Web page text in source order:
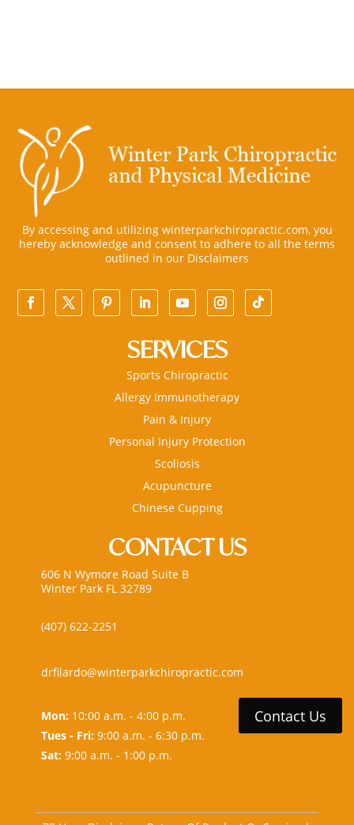
By accessing and utilizing winterparkchiropractic.com, you
hereby acknowledge and consent to adhere to all the terms
outlined in our Disclaimers
SERVICES
Sports Chiropractic
Allergy Immunotherapy
Pain & Injury
Personal Injury Protection
Scoliosis
Acupuncture
Chinese Cupping
CONTACT US
606 N Wymore Road Suite B
Winter Park FL 32789
(407) 622-2251
drfilardo@winterparkchiropractic.com
Mon:10:00 a.m. - 4:00 p.m.
Tues - Fri:9:00 a.m. - 6:30 p.m.
Sat:9:00 a.m. - 1:00 p.m.
Contact Us